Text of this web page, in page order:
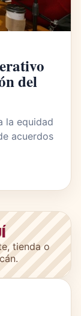
del
la equidad
acuerdos
tienda o